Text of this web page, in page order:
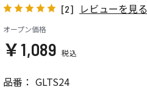
[2] レビューを見る
オープン価格
￥1,089
品番： GLTS24